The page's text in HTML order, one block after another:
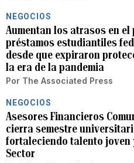
NEGOCIOS
Aumentan los atrasos en el
préstamos estudiantiles
desde que expiraron
la era de la pandemia
Por The Associated Press
NEGOCIOS
Asesores Financieros
cierra semestre
fortaleciendo talento joven
Sector